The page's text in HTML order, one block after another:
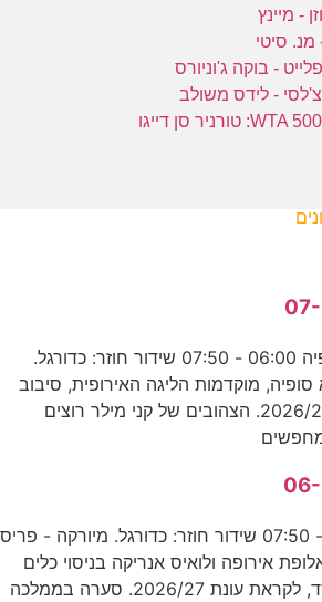
מכבי ת''א - צסק''א סופיה 06:00 - 07:50 שידור חוזר: כדורגל.
מוקדמות הליגה האירופית, סיבוב
שלישי, משחק 1, עונת 2026/27. הצהובים של קני מילר רוצים
מיורקה - פ.ס.ז' 06:00 - 07:50 שידור חוזר: כדורגל. מיורקה - פריס
אירופה ולואיס אנריקה בניסוי כלים
במחנה האימונים בספרד, לקראת עונת 2026/27. סערה בממלכה